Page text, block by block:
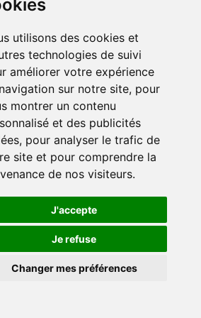
utilisons des cookies et
technologies de suivi
améliorer votre expérience
sur notre site, pour
montrer un contenu
et des publicités
pour analyser le trafic de
site et pour comprendre la
de nos visiteurs.
J'accepte
Je refuse
Changer mes préférences
information)